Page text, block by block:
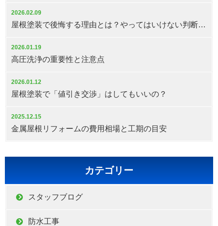
2026.02.09
屋根塗装で後悔する理由とは？やってはいけない判断と対策
2026.01.19
高圧洗浄の重要性と注意点
2026.01.12
屋根塗装で「値引き交渉」はしてもいいの？
2025.12.15
金属屋根リフォームの費用相場と工期の目安
カテゴリー
スタッフブログ
防水工事